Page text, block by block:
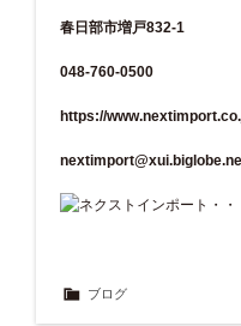
春日部市増戸832-1
048-760-0500
https://
ブログ